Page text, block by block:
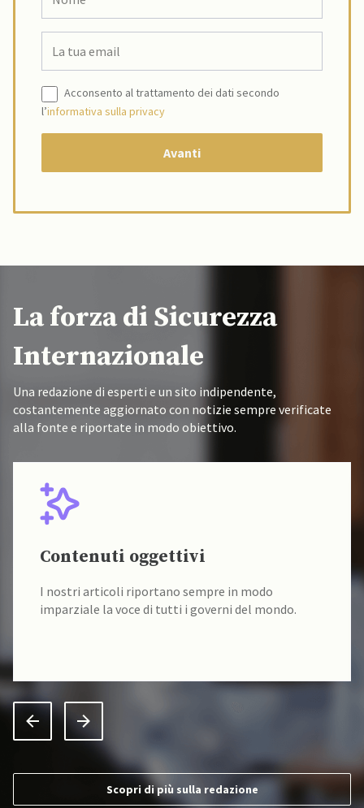
Acconsento al trattamento dei dati secondo
l’informativa sulla privacy
La forza di Sicurezza
Internazionale
Una redazione di esperti e un sito indipendente,
costantemente aggiornato con notizie sempre verificate
alla fonte e riportate in modo obiettivo.
Contenuti oggettivi
I nostri articoli riportano sempre in modo
imparziale la voce di tutti i governi del mondo.
Scopri di più sulla redazione